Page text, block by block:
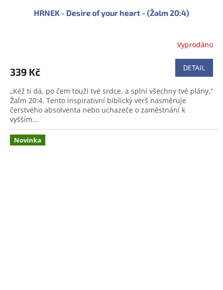
HRNEK - Desire of your heart - (Žalm 20:4)
Vyprodáno
339 Kč DETAIL
„Kéž ti dá, po čem touží tvé srdce, a splní všechny tvé plány,“
Žalm 20:4. Tento inspirativní biblický verš nasměruje
čerstvého absolventa nebo uchazeče o zaměstnání k
vyšším...
Novinka